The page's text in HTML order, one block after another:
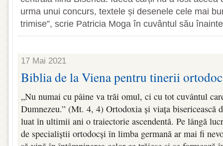
urma unui concurs, textele și desenele cele mai
trimise”, scrie Patricia Moga în cuvântul său
17 Mai 2021
Biblia de la Viena pentru tinerii
„Nu numai cu pâine va trăi omul, ci cu tot cuvântul
Dumnezeu.” (Mt. 4, 4) Ortodoxia și viața bisericească
luat în ultimii ani o traiectorie ascendentă. Pe lângă
de specialiștii ortodocși în limba germană ar mai fi